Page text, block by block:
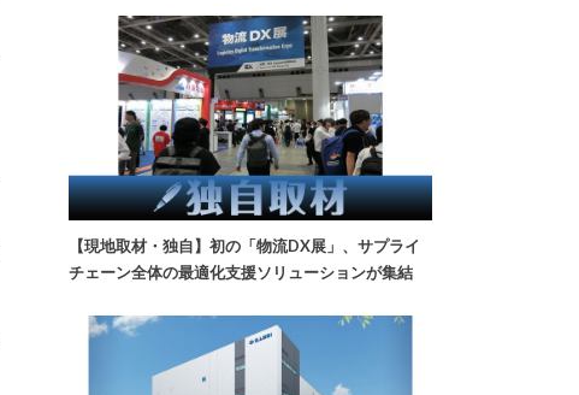
【現地取材・独自】初の「物流DX展」、サプライ
チェーン全体の最適化支援ソリューションが集結